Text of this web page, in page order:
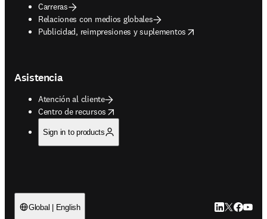
Carreras
Relaciones con medios globales
Publicidad, reimpresiones y suplementos
opens in new tab/window
Asistencia
Atención al cliente
Centro de recursos
opens in new tab/window
Sign in to products
Global | English LinkedIn se
Twitter se